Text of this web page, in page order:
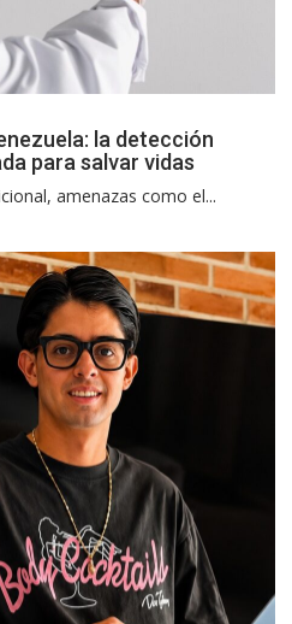
la detección
para salvar vidas
amenazas como el...